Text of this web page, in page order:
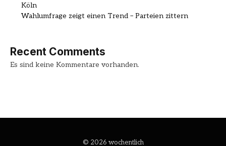
Köln
Wahlumfrage zeigt einen Trend – Parteien zittern
Recent Comments
Es sind keine Kommentare vorhanden.
© 2026 wochentlich